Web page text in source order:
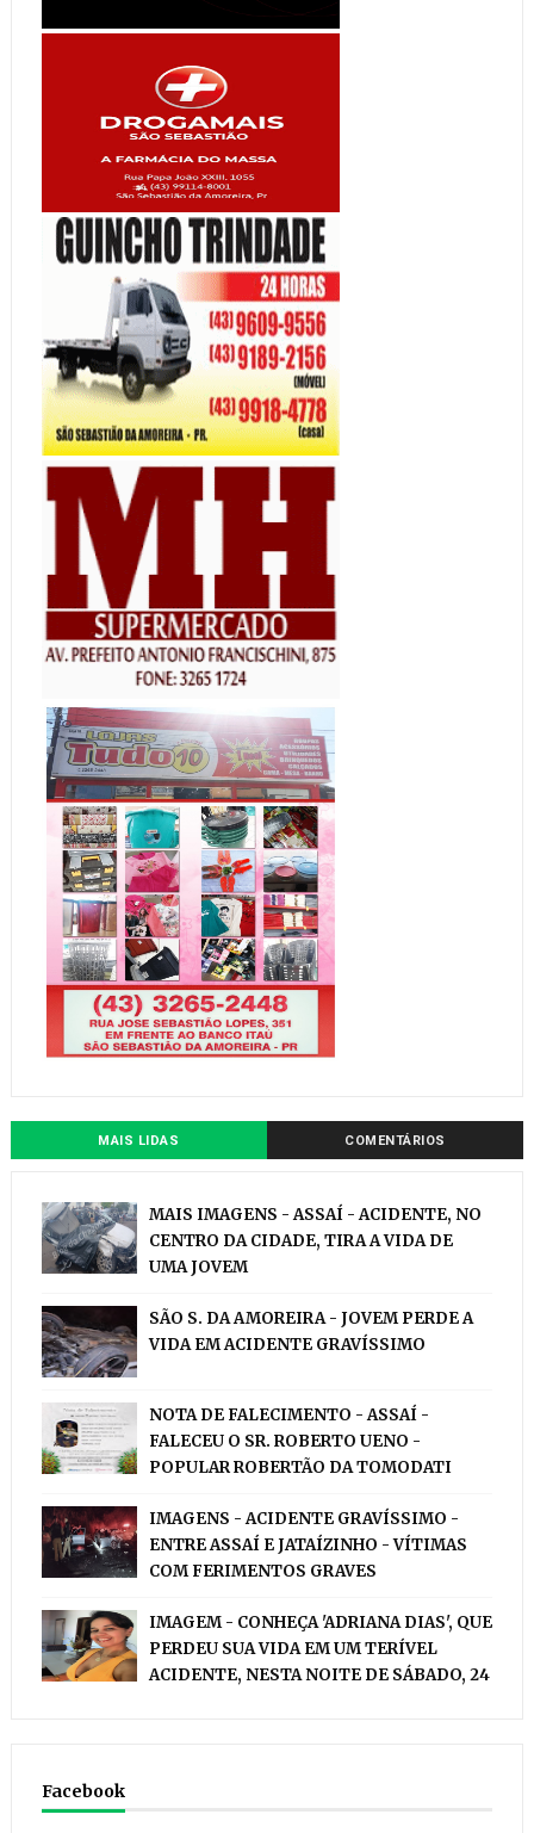
MAIS LIDAS COMENTÁRIOS
MAIS IMAGENS - ASSAÍ - ACIDENTE, NO
CENTRO DA CIDADE, TIRA A VIDA DE
UMA JOVEM
SÃO S. DA AMOREIRA - JOVEM PERDE A
VIDA EM ACIDENTE GRAVÍSSIMO
NOTA DE FALECIMENTO - ASSAÍ -
FALECEU O SR. ROBERTO UENO -
POPULAR ROBERTÃO DA TOMODATI
IMAGENS - ACIDENTE GRAVÍSSIMO -
ENTRE ASSAÍ E JATAÍZINHO - VÍTIMAS
COM FERIMENTOS GRAVES
IMAGEM - CONHEÇA 'ADRIANA DIAS', QUE
PERDEU SUA VIDA EM UM TERÍVEL
ACIDENTE, NESTA NOITE DE SÁBADO, 24
Facebook